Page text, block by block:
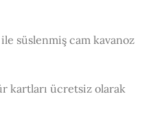
süslenmiş cam kavanoz
kartları ücretsiz olarak